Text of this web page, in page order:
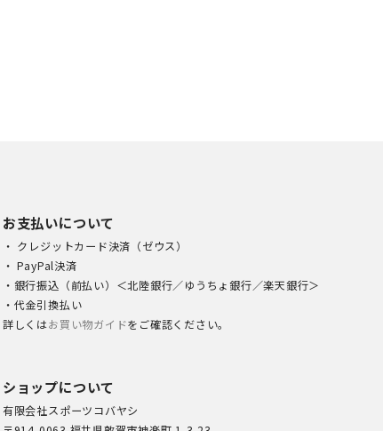
お支払いについて
・ クレジットカード決済（ゼウス）
・ PayPal決済
・銀行振込（前払い）＜北陸銀行／ゆうちょ銀行／楽天銀行＞
・代金引換払い
詳しくはお買い物ガイドをご確認ください。
ショップについて
有限会社スポーツコバヤシ